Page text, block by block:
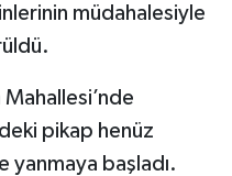
müdahalesiyle
pikap henüz
yanmaya başladı.